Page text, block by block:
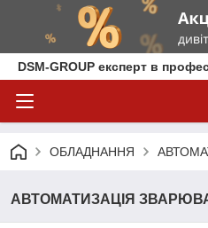
DSM-GROUP експерт в
ОБЛАДНАННЯ
АВТОМАТИЗАЦІЯ